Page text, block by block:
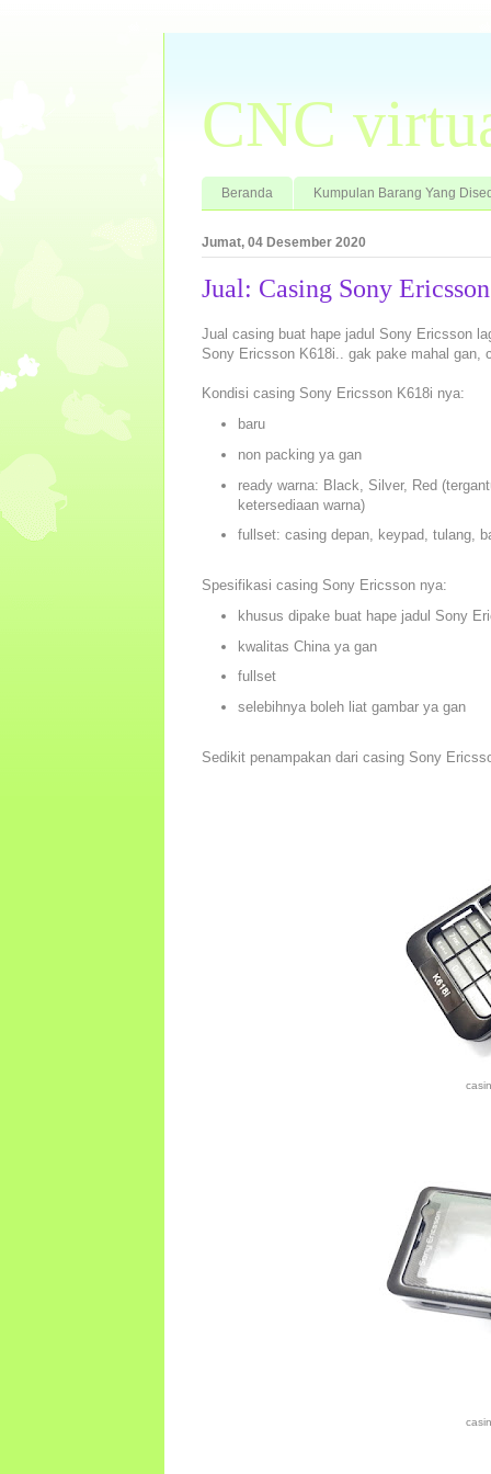
CNC
Beranda Kumpulan Barang Yang
Jumat, 04 Desember 2020
Jual: Casing Sony
Jual casing buat hape jadul Sony Ericsson
Sony Ericsson K618i.. gak pake mahal gan,
Kondisi casing Sony Ericsson K618i nya:
baru
non packing ya gan
ready warna: Black, Silver, Red
ketersediaan warna)
fullset: casing depan, keypad, tulang,
Spesifikasi casing Sony Ericsson nya:
khusus dipake buat hape jadul Sony
kwalitas China ya gan
fullset
selebihnya boleh liat gambar ya gan
Sedikit penampakan dari casing Sony